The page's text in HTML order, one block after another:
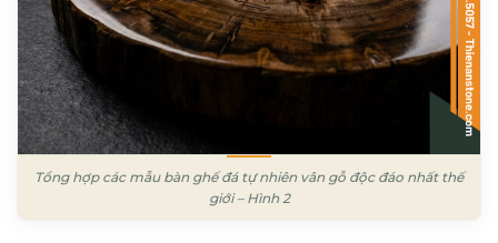
Tổng hợp các mẫu bàn ghế đá tự nhiên vân gỗ độc đáo nhất thế
giới – Hình 2